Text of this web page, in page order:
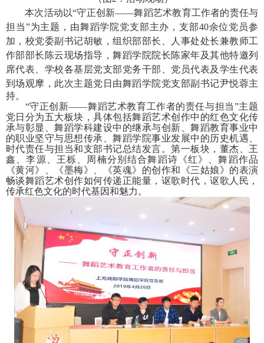
本次活动以“守正创新——舞蹈艺术教育工作者的责任与
担当”为主题，由舞蹈学院党支部主办，支部40余位党员参
加， 校党委副书记胡敏，组织部部长、人事处处长兼教师工
作部部长陈云现场指导，舞蹈学院院长陈家年及其他特邀列
席代表、学校各基层党支部党务干部、党员代表及学生代表
到场观摩，此次主题党日由舞蹈学院党支部副书记尹悦蓉主
持。
“守正创新——舞蹈艺术教育工作者的责任与担当”主题
党日分为五大板块，具体包括舞蹈艺术创作中的红色文化传
承与彰显、舞蹈学科建设中的继承与创新、舞蹈教育事业中
的职业坚守与思想传承、舞蹈学院事业发展中的历史机遇、
时代责任与担当和支部书记总结发言。第一板块，董杰、王
鑫、李源、王栎、周楠分别结合舞蹈诗《红》、舞蹈作品
《黄河》、《墨梅》、《英魂》的创作和《三姑娘》的表演
畅谈舞蹈艺术创作如何传递正能量，讴歌时代，讴歌人民，
传承红色文化的时代基因和魅力。